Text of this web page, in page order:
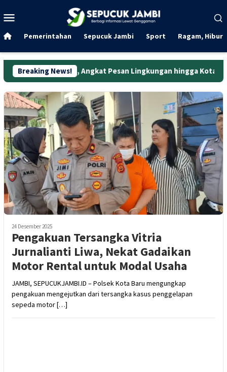
ke
Mobile
Pemerintahan Sepucuk Jambi Sport Ragam,
Breaking News!
2026, Angkat Pesan Lingkungan hingga Kota Hijau Kota
24 Desember 2025
Pengakuan Tersangka Vitria
Jurnalianti Liwa, Nekat Gadaikan
Motor Rental untuk Modal Usaha
JAMBI, SEPUCUKJAMBI.ID – Polsek Kota Baru mengungkap
pengakuan mengejutkan dari tersangka kasus penggelapan
sepeda motor […]